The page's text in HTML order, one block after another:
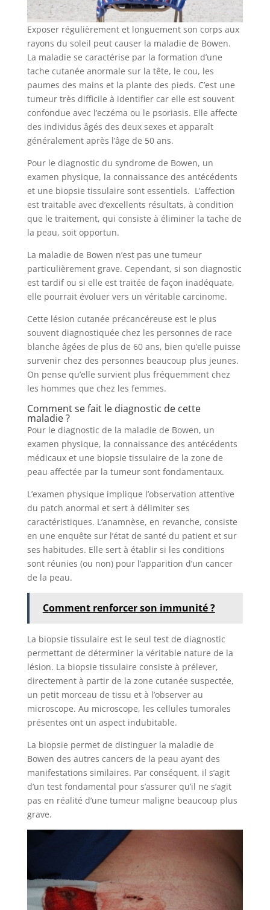
Exposer régulièrement et longuement son corps aux
rayons du soleil peut causer la maladie de Bowen.
La maladie se caractérise par la formation d’une
tache cutanée anormale sur la tête, le cou, les
paumes des mains et la plante des pieds. C’est une
tumeur très difficile à identifier car elle est souvent
confondue avec l’eczéma ou le psoriasis. Elle affecte
des individus âgés des deux sexes et apparaît
généralement après l’âge de 50 ans.
Pour le diagnostic du syndrome de Bowen, un
examen physique, la connaissance des antécédents
et une biopsie tissulaire sont essentiels. L’affection
est traitable avec d’excellents résultats, à condition
que le traitement, qui consiste à éliminer la tache de
la peau, soit opportun.
La maladie de Bowen n’est pas une tumeur
particulièrement grave. Cependant, si son diagnostic
est tardif ou si elle est traitée de façon inadéquate,
elle pourrait évoluer vers un véritable carcinome.
Cette lésion cutanée précancéreuse est le plus
souvent diagnostiquée chez les personnes de race
blanche âgées de plus de 60 ans, bien qu’elle puisse
survenir chez des personnes beaucoup plus jeunes.
On pense qu’elle survient plus fréquemment chez
les hommes que chez les femmes.
Comment se fait le diagnostic de cette
maladie ?
Pour le diagnostic de la maladie de Bowen, un
examen physique, la connaissance des antécédents
médicaux et une biopsie tissulaire de la zone de
peau affectée par la tumeur sont fondamentaux.
L’examen physique implique l’observation attentive
du patch anormal et sert à délimiter ses
caractéristiques. L’anamnèse, en revanche, consiste
en une enquête sur l’état de santé du patient et sur
ses habitudes. Elle sert à établir si les conditions
sont réunies (ou non) pour l’apparition d’un cancer
de la peau.
Comment renforcer son immunité ?
La biopsie tissulaire est le seul test de diagnostic
permettant de déterminer la véritable nature de la
lésion. La biopsie tissulaire consiste à prélever,
directement à partir de la zone cutanée suspectée,
un petit morceau de tissu et à l’observer au
microscope. Au microscope, les cellules tumorales
présentes ont un aspect indubitable.
La biopsie permet de distinguer la maladie de
Bowen des autres cancers de la peau ayant des
manifestations similaires. Par conséquent, il s’agit
d’un test fondamental pour s’assurer qu’il ne s’agit
pas en réalité d’une tumeur maligne beaucoup plus
grave.